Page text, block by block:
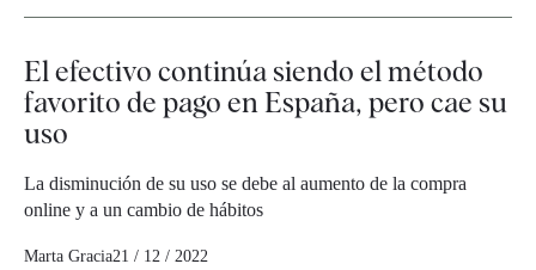
El efectivo continúa siendo el método
favorito de pago en España, pero cae su
uso
La disminución de su uso se debe al aumento de la compra
online y a un cambio de hábitos
Marta Gracia21 / 12 / 2022